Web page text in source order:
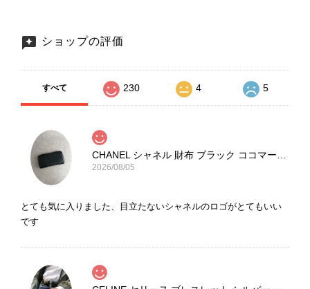
ショップの評価
すべて 230 4 5
CHANEL シャネル 財布 ブラック ココマーク レザー キャビアスキン 長財布 vintage ヴィンテージ オールド cvjxwf
2026/08/05
とても気に入りました、目立たないシャネルのロゴがとてもいい
です